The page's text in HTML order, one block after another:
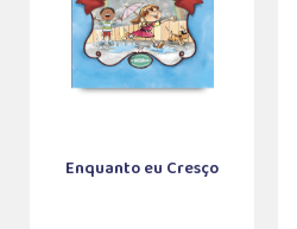
Enquanto eu Cresço